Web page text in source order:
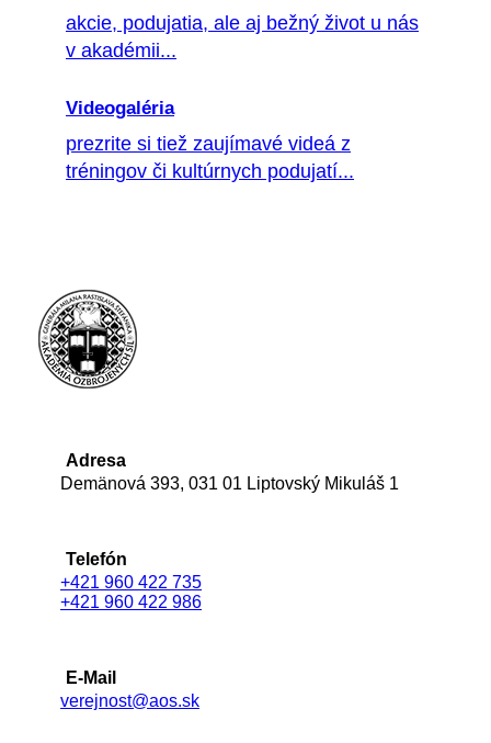
akcie, podujatia, ale aj bežný život u nás
v akadémii...
Videogaléria
prezrite si tiež zaujímavé videá z
tréningov či kultúrnych podujatí...
Adresa
Demänová 393, 031 01 Liptovský Mikuláš 1
Telefón
+421 960 422 735
+421 960 422 986
E-Mail
verejnost@aos.sk